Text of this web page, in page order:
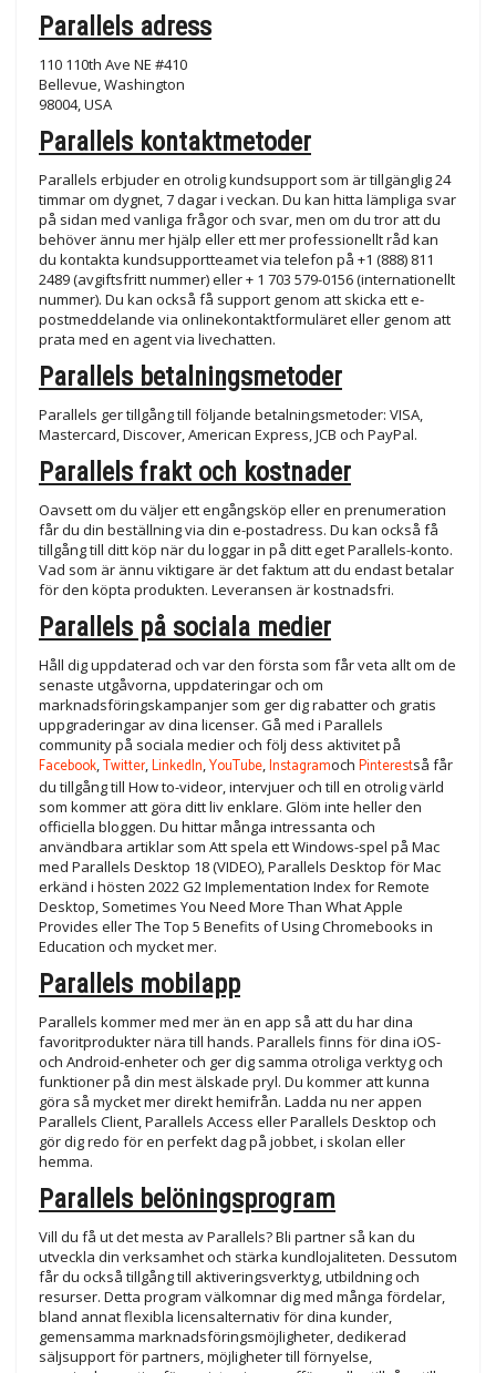
Parallels adress
110 110th Ave NE #410
Bellevue, Washington
98004, USA
Parallels kontaktmetoder
Parallels erbjuder en otrolig kundsupport som är tillgänglig 24
timmar om dygnet, 7 dagar i veckan. Du kan hitta lämpliga svar
på sidan med vanliga frågor och svar, men om du tror att du
behöver ännu mer hjälp eller ett mer professionellt råd kan
du kontakta kundsupportteamet via telefon på +1 (888) 811
2489 (avgiftsfritt nummer) eller + 1 703 579-0156 (internationellt
nummer). Du kan också få support genom att skicka ett e-
postmeddelande via onlinekontaktformuläret eller genom att
prata med en agent via livechatten.
Parallels betalningsmetoder
Parallels ger tillgång till följande betalningsmetoder: VISA,
Mastercard, Discover, American Express, JCB och PayPal.
Parallels frakt och kostnader
Oavsett om du väljer ett engångsköp eller en prenumeration
får du din beställning via din e-postadress. Du kan också få
tillgång till ditt köp när du loggar in på ditt eget Parallels-konto.
Vad som är ännu viktigare är det faktum att du endast betalar
för den köpta produkten. Leveransen är kostnadsfri.
Parallels på sociala medier
Håll dig uppdaterad och var den första som får veta allt om de
senaste utgåvorna, uppdateringar och om
marknadsföringskampanjer som ger dig rabatter och gratis
uppgraderingar av dina licenser. Gå med i Parallels
community på sociala medier och följ dess aktivitet på
Facebook,Twitter,LinkedIn,YouTube,Instagramoch Pinterestså får
du tillgång till How to-videor, intervjuer och till en otrolig värld
som kommer att göra ditt liv enklare. Glöm inte heller den
officiella bloggen. Du hittar många intressanta och
användbara artiklar som Att spela ett Windows-spel på Mac
med Parallels Desktop 18 (VIDEO), Parallels Desktop för Mac
erkänd i hösten 2022 G2 Implementation Index for Remote
Desktop, Sometimes You Need More Than What Apple
Provides eller The Top 5 Benefits of Using Chromebooks in
Education och mycket mer.
Parallels mobilapp
Parallels kommer med mer än en app så att du har dina
favoritprodukter nära till hands. Parallels finns för dina iOS-
och Android-enheter och ger dig samma otroliga verktyg och
funktioner på din mest älskade pryl. Du kommer att kunna
göra så mycket mer direkt hemifrån. Ladda nu ner appen
Parallels Client, Parallels Access eller Parallels Desktop och
gör dig redo för en perfekt dag på jobbet, i skolan eller
hemma.
Parallels belöningsprogram
Vill du få ut det mesta av Parallels? Bli partner så kan du
utveckla din verksamhet och stärka kundlojaliteten. Dessutom
får du också tillgång till aktiveringsverktyg, utbildning och
resurser. Detta program välkomnar dig med många fördelar,
bland annat flexibla licensalternativ för dina kunder,
gemensamma marknadsföringsmöjligheter, dedikerad
säljsupport för partners, möjligheter till förnyelse,